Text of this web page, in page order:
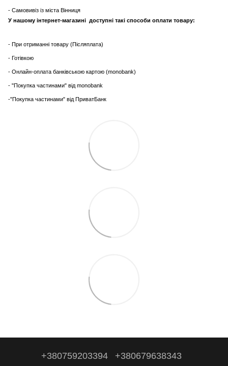
- Самовивіз із міста Вінниця
У нашому інтернет-магазині доступні такі способи оплати товару:
- При отриманні товару (Післяплата)
- Готівкою
- Онлайн-оплата банківською картою (monobank)
- "Покупка частинами" від monobank
-"Покупка частинами" від ПриватБанк
+380759203394 +380679638343